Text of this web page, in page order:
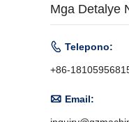
Mga Detalye
 Telepono:
+86-
 Email: